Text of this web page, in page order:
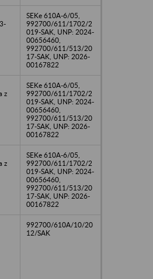
SEKe 610A-6/05,
992700/611/1702/2
019-SAK, UNP: 2024-
00656460,
992700/611/513/20
17-SAK, UNP: 2026-
00167822
z
SEKe 610A-6/05,
992700/611/1702/2
019-SAK, UNP: 2024-
00656460,
992700/611/513/20
17-SAK, UNP: 2026-
00167822
z
SEKe 610A-6/05,
992700/611/1702/2
019-SAK, UNP: 2024-
00656460,
992700/611/513/20
17-SAK, UNP: 2026-
00167822
992700/610A/10/20
12/SAK